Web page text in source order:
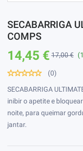
SECABARRIGA
COMPS
14,45 € 17,00 €
(0)
SECABARRIGA
inibir o apetite e
noite, para queimar
jantar.